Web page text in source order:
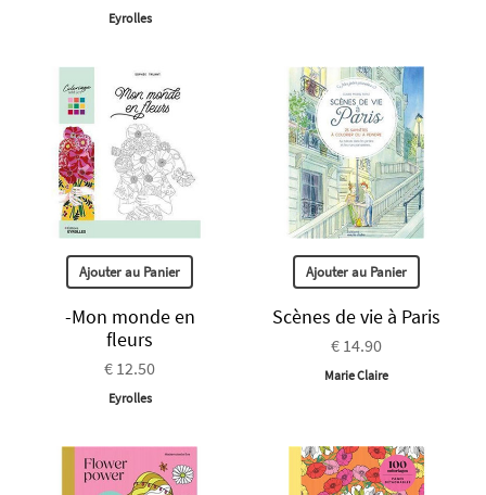
Eyrolles
Ajouter au Panier
-Mon monde en
fleurs
€ 12.50
Eyrolles
Ajouter au Panier
Scènes de vie à Paris
€ 14.90
Marie Claire